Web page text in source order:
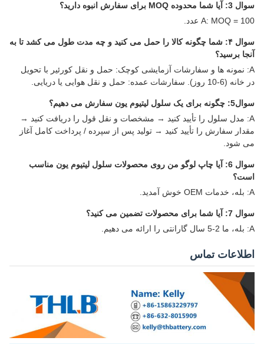
سوال 3: آیا شما محدوده MOQ برای سفارش انبوه دارید؟
A: MOQ = 100 عدد.
سوال ۴: شما چگونه کالا را حمل می کنید و چه مدت طول می کشد تا به
آنجا برسید؟
A: نمونه ها و سفارشات آزمایشی کوچک: حمل و نقل کورئیر با تحویل
در خانه (6-10 روز). سفارشات عمده: حمل و نقل هوایی یا دریایی.
سوال5: چگونه برای یک سلول لیتیوم یون سفارش می دهیم؟
A: مدل سلول را تأیید کنید → مشخصات و نقل قول را دریافت کنید →
مقدار سفارش را تأیید کنید → تولید پس از سپرده / پرداخت کامل آغاز
می شود.
سوال 6: آیا چاپ لوگو من روی محصولات سلول لیتیوم یون مناسب
است؟
A: بله، خدمات OEM خوش آمدید.
سوال 7: آیا شما برای محصولات تضمین می کنید؟
A: بله، ما 2-5 سال گارانتی را ارائه می دهیم.
اطلاعات تماس